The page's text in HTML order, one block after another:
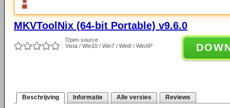
MKVToolNix (64-bit Portable) v9.6.0
Open source
Vista / Win10 / Win7 / Win8 / WinXP
Beschrijving Informatie Alle versies Reviews